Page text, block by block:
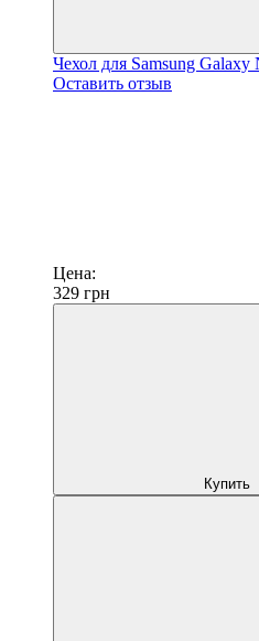
Чехол для Samsung
Оставить отзыв
Цена:
329 грн
Купить